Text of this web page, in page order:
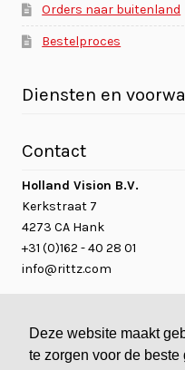
Deze website maakt
te zorgen voor de
Orders naar buitenland
Bestelproces
Diensten en
Contact
Holland Vision B.V.
Kerkstraat 7
4273 CA Hank
+31 (0)162 - 40 28 01
info@rittz.com